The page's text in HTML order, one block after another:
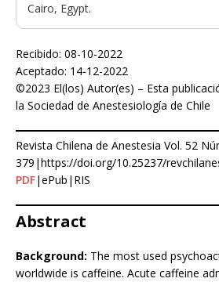
Cairo, Egypt.
Recibido: 08-10-2022
Aceptado: 14-12-2022
©2023 El(los) Autor(es) – Esta
la Sociedad de Anestesiología de Chile
Revista Chilena de Anestesia Vol. 52
379|https://doi.org/10.25237/
PDF|ePub|RIS
Abstract
Background: The most used
worldwide is caffeine. Acute caffeine